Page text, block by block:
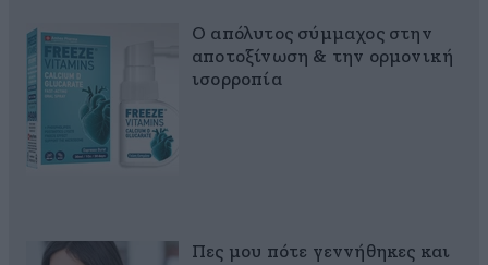
Ο απόλυτος σύμμαχος στην
αποτοξίνωση & την ορμονική
ισορροπία
Πες μου πότε γεννήθηκες και